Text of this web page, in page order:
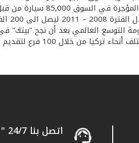
الفترة. وفي الوقت
التوسع العالمي بعد أن نجح
إلى مكتب تمثيلي للبنك في ألمانيا وفرع في البحرين.
اتصل بنا 24/7 "الخدمة الهاتفية" 1803333